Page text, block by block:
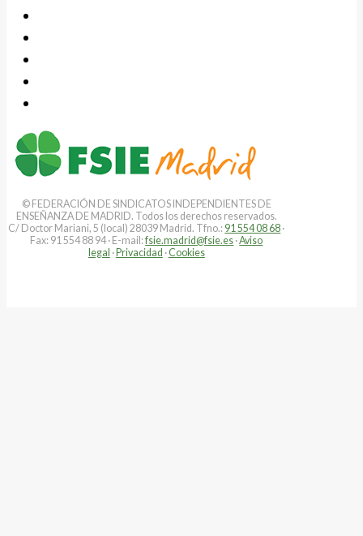
© FEDERACIÓN DE SINDICATOS INDEPENDIENTES DE
ENSEÑANZA DE MADRID. Todos los derechos reservados.
C/ Doctor Mariani, 5 (local) 28039 Madrid. Tfno.: 91 554 08 68 ·
Fax: 91 554 88 94 · E-mail:fsie.madrid@fsie.es ·Aviso
legal ·Privacidad · Cookies